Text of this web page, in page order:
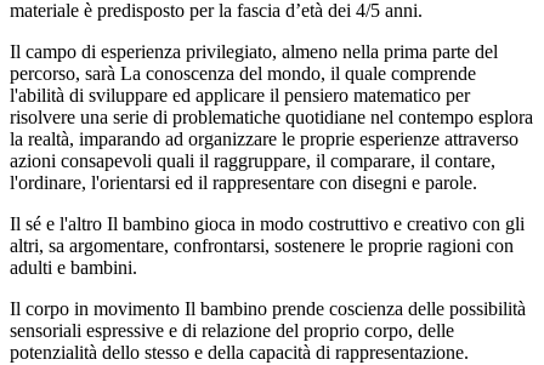
materiale è predisposto per la fascia d’età dei 4/5 anni.
Il campo di esperienza privilegiato, almeno nella prima parte del
percorso, sarà La conoscenza del mondo, il quale comprende
l'abilità di sviluppare ed applicare il pensiero matematico per
risolvere una serie di problematiche quotidiane nel contempo esplora
la realtà, imparando ad organizzare le proprie esperienze attraverso
azioni consapevoli quali il raggruppare, il comparare, il contare,
l'ordinare, l'orientarsi ed il rappresentare con disegni e parole.
Il sé e l'altro Il bambino gioca in modo costruttivo e creativo con gli
altri, sa argomentare, confrontarsi, sostenere le proprie ragioni con
adulti e bambini.
Il corpo in movimento Il bambino prende coscienza delle possibilità
sensoriali espressive e di relazione del proprio corpo, delle
potenzialità dello stesso e della capacità di rappresentazione.